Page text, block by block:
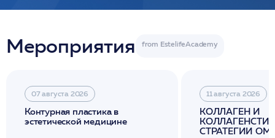
Мероприятия
07 августа 2026
Контурная пластика в
эстетической медицине
11 августа 2026
КОЛЛАГЕН И
СТРАТЕГИИ